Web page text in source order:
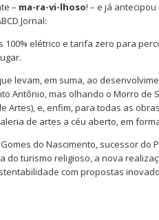
– ma-ra-vi-lhoso! – e já
Jornal:
100% elétrico e tarifa zero para
levam, em suma, ao
Antônio, mas olhando o Morro de
Artes), e, enfim, para todas as
de artes a céu aberto, em
do Nascimento, sucessor do
do turismo religioso, a nova
com propostas